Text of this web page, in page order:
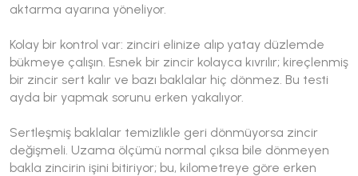
aktarma ayarına yöneliyor.
Kolay bir kontrol var: zinciri elinize alıp yatay düzlemde
bükmeye çalışın. Esnek bir zincir kolayca kıvrılır; kireçlenmiş
bir zincir sert kalır ve bazı baklalar hiç dönmez. Bu testi
ayda bir yapmak sorunu erken yakalıyor.
Sertleşmiş baklalar temizlikle geri dönmüyorsa zincir
değişmeli. Uzama ölçümü normal çıksa bile dönmeyen
bakla zincirin işini bitiriyor; bu, kilometreye göre erken